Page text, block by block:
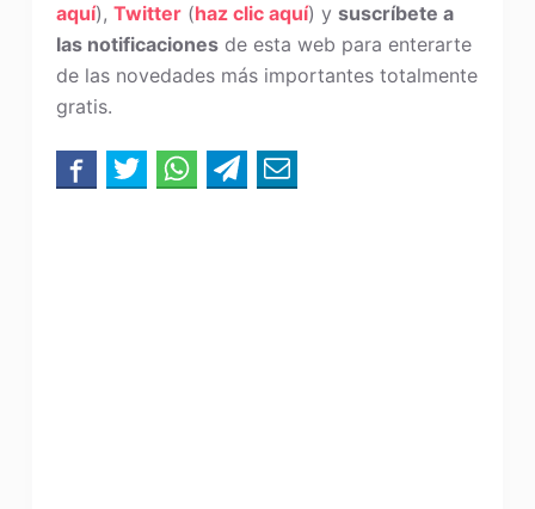
aquí), Twitter(haz clic aquí) y suscríbete a
las notificacionesde esta web para enterarte
de las novedades más importantes totalmente
gratis.